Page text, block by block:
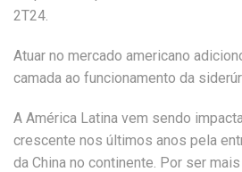
2T24.
Atuar no mercado americano
camada ao funcionamento da
A América Latina vem sendo
crescente nos últimos anos pela
da China no continente. Por ser